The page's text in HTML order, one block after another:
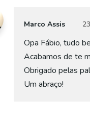
Marco Assis
Opa Fábio, tudo
Acabamos de te
Obrigado pelas
Um abraço!